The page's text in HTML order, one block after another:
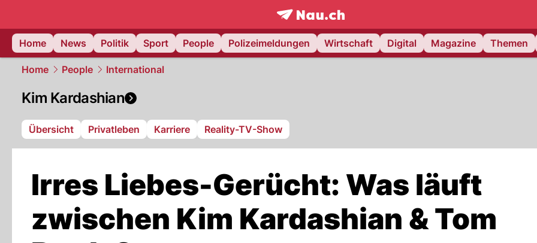
frontpage.NAU.ch
Home
News Politik Sport People Polizeimeldungen Wirtschaft Digital Magazine Themen
Home People International
Kim Kardashian
Übersicht Privatleben Karriere Reality-TV-Show
Irres Liebes-Gerücht: Was läuft
zwischen Kim Kardashian & Tom